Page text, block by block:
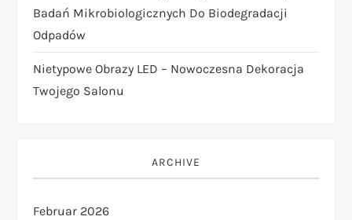
t
i
o
Badań Mikrobiologicznych Do Biodegradacji
Odpadów
Nietypowe Obrazy LED – Nowoczesna Dekoracja
Twojego Salonu
ARCHIVE
Februar 2026